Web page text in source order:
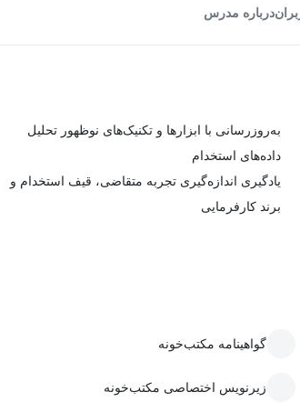
درباره مدرس
به‌روزرسانی با ابزارها و تکنیک‌های نوظهور تحلیل
داده‌های استخدام
یادگیری اندازه‌گیری تجربه متقاضی، قیف استخدام و
برند کارفرمایی
گواهینامه مکتب‌خونه
زیرنویس اختصاصی مکتب‌خونه